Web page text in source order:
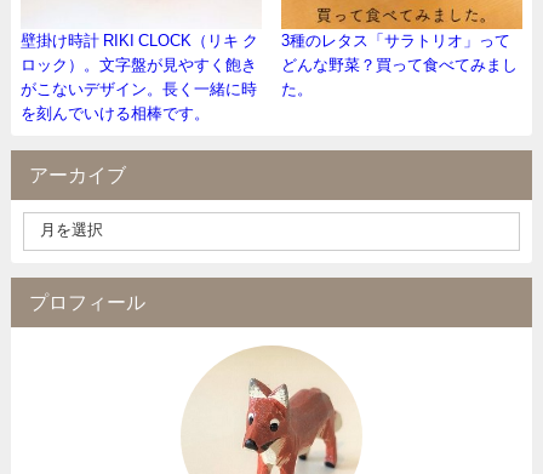
壁掛け時計 RIKI CLOCK（リキ ク
ロック）。文字盤が見やすく飽き
がこないデザイン。長く一緒に時
を刻んでいける相棒です。
3種のレタス「サラトリオ」って
どんな野菜？買って食べてみまし
た。
アーカイブ
プロフィール